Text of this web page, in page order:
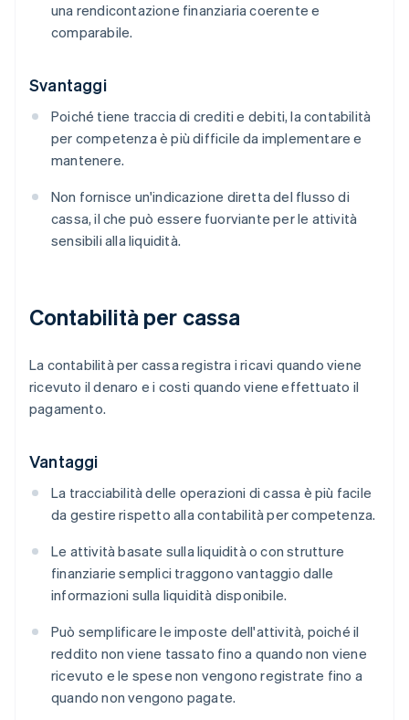
una rendicontazione finanziaria coerente e
comparabile.
Svantaggi
Poiché tiene traccia di crediti e debiti, la contabilità
per competenza è più difficile da implementare e
mantenere.
Non fornisce un'indicazione diretta del flusso di
cassa, il che può essere fuorviante per le attività
sensibili alla liquidità.
Contabilità per cassa
La contabilità per cassa registra i ricavi quando viene
ricevuto il denaro e i costi quando viene effettuato il
pagamento.
Vantaggi
La tracciabilità delle operazioni di cassa è più facile
da gestire rispetto alla contabilità per competenza.
Le attività basate sulla liquidità o con strutture
finanziarie semplici traggono vantaggio dalle
informazioni sulla liquidità disponibile.
Può semplificare le imposte dell'attività, poiché il
reddito non viene tassato fino a quando non viene
ricevuto e le spese non vengono registrate fino a
quando non vengono pagate.